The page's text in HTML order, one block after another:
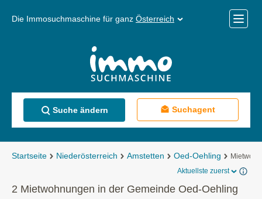
Die Immosuchmaschine für ganz Österreich
Menü
Suche ändern Suchagent
Startseite Niederösterreich Amstetten Oed-Oehling
Aktuellste zuerst
2 Mietwohnungen in der Gemeinde Oed-Oehling